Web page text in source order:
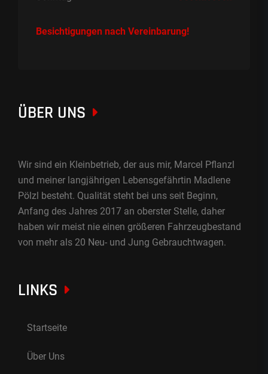
Besichtigungen nach Vereinbarung!
ÜBER UNS
Wir sind ein Kleinbetrieb, der aus mir, Marcel Pflanzl
und meiner langjährigen Lebensgefährtin Madlene
Pölzl besteht. Qualität steht bei uns seit Beginn,
Anfang des Jahres 2017 an oberster Stelle, daher
haben wir meist nie einen größeren Fahrzeugbestand
von mehr als 20 Neu- und Jung Gebrauchtwagen.
LINKS
Startseite
Über Uns